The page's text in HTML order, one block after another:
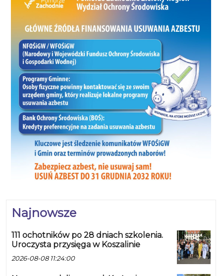
(link) Wniosek Adama Ostaszewskiego do
Najnowsze
111 ochotników po 28 dniach szkolenia.
Uroczysta przysięga w Koszalinie
2026-08-08 11:24:00